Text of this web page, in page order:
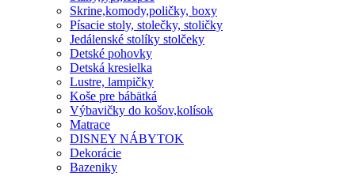
Skrine,komody,poličky, boxy
Písacie stoly, stolečky, stoličky
Jedálenské stolíky stolčeky
Detské pohovky
Detská kresielka
Lustre, lampičky
Koše pre bábätká
Výbavičky do košov,kolísok
Matrace
DISNEY NÁBYTOK
Dekorácie
Bazeniky